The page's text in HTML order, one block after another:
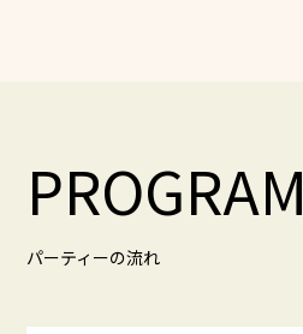
PROGRAM
パーティーの流れ